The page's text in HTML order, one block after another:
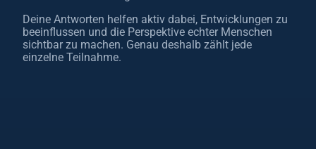
Deine Antworten helfen aktiv dabei, Entwicklungen zu
beeinflussen und die Perspektive echter Menschen
sichtbar zu machen. Genau deshalb zählt jede
einzelne Teilnahme.